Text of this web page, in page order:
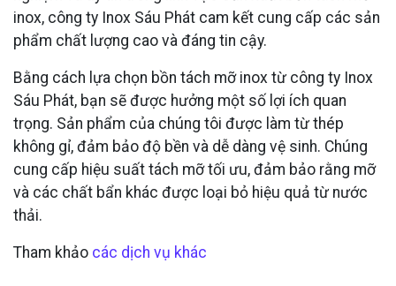
inox, công ty Inox Sáu Phát cam kết cung cấp các sản
phẩm chất lượng cao và đáng tin cậy.
Bằng cách lựa chọn bồn tách mỡ inox từ công ty Inox
Sáu Phát, bạn sẽ được hưởng một số lợi ích quan
trọng. Sản phẩm của chúng tôi được làm từ thép
không gỉ, đảm bảo độ bền và dễ dàng vệ sinh. Chúng
cung cấp hiệu suất tách mỡ tối ưu, đảm bảo rằng mỡ
và các chất bẩn khác được loại bỏ hiệu quả từ nước
thải.
Tham khảo các dịch vụ khác